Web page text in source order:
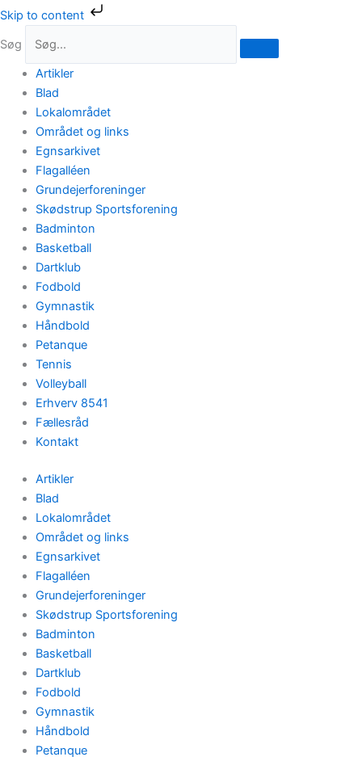
Skip to content
Gå
indholdet
Søg
Artikler
Blad
Lokalområdet
Området og links
Egnsarkivet
Flagalléen
Grundejerforeninger
Skødstrup Sportsforening
Badminton
Basketball
Dartklub
Fodbold
Gymnastik
Håndbold
Petanque
Tennis
Volleyball
Erhverv 8541
Fællesråd
Kontakt
Artikler
Blad
Lokalområdet
Området og links
Egnsarkivet
Flagalléen
Grundejerforeninger
Skødstrup Sportsforening
Badminton
Basketball
Dartklub
Fodbold
Gymnastik
Håndbold
Petanque